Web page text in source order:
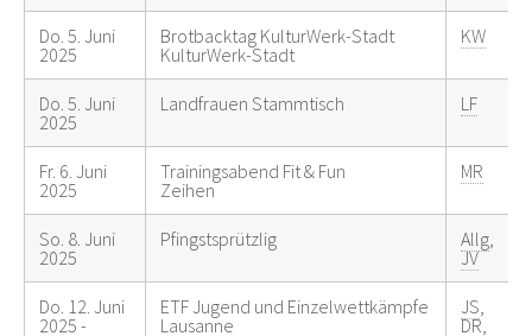
Do. 5. Juni
2025
Brotbacktag KulturWerk-Stadt
KulturWerk-Stadt
KW
Do. 5. Juni
2025
Landfrauen Stammtisch LF
Fr. 6. Juni
2025
Trainingsabend Fit & Fun
Zeihen
MR
So. 8. Juni
2025
Pfingstsprützlig Allg
JV
Do. 12. Juni
2025 -
ETF Jugend und Einzelwettkämpfe
Lausanne
JS
DR